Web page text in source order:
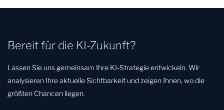
Bereit für die KI-Zukunft?
Lassen Sie uns gemeinsam Ihre KI-Strategie entwickeln. Wir
analysieren Ihre aktuelle Sichtbarkeit und zeigen Ihnen, wo die
größten Chancen liegen.